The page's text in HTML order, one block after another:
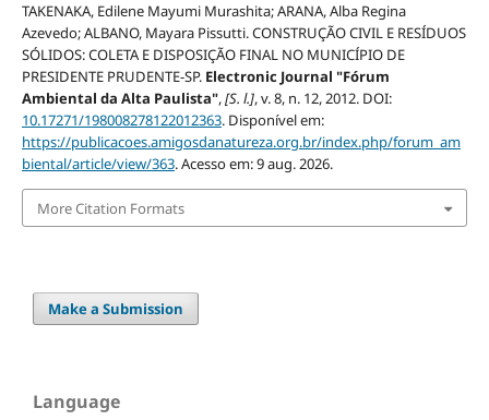
TAKENAKA, Edilene Mayumi Murashita; ARANA, Alba Regina
Azevedo; ALBANO, Mayara Pissutti. CONSTRUÇÃO CIVIL E RESÍDUOS
SÓLIDOS: COLETA E DISPOSIÇÃO FINAL NO MUNICÍPIO DE
PRESIDENTE PRUDENTE-SP. Electronic Journal "Fórum
Ambiental da Alta Paulista",[S. l.], v. 8, n. 12, 2012. DOI:
10.17271/198008278122012363. Disponível em:
https://publicacoes.amigosdanatureza.org.br/index.php/forum_am
biental/article/view/363. Acesso em: 9 aug. 2026.
More Citation Formats
Make a Submission
Language